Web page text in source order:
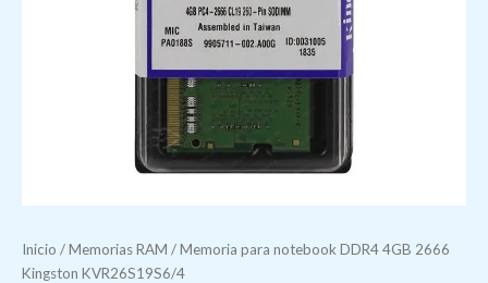
Inicio /Memorias RAM / Memoria para notebook DDR4 4GB 2666
Kingston KVR26S19S6/4